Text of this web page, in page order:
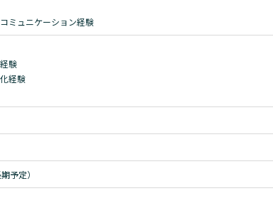
ミュニケーション経験
験
経験
予定）